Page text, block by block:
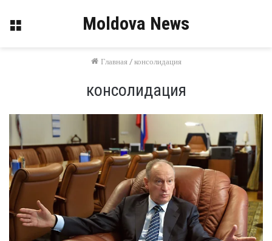
Меню Moldova News
Главная / консолидация
консолидация